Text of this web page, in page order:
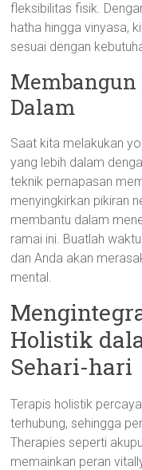
fleksibilitas fisik.
hatha hingga vinyasa,
sesuai dengan
Dalam
Saat kita melakukan
yang lebih dalam
teknik pernapasan
menyingkirkan pikiran
membantu dalam
ramai ini. Buatlah
dan Anda akan
mental.
Holistik
Sehari-hari
Terapis holistik
terhubung, sehingga
Therapies seperti
memainkan peran